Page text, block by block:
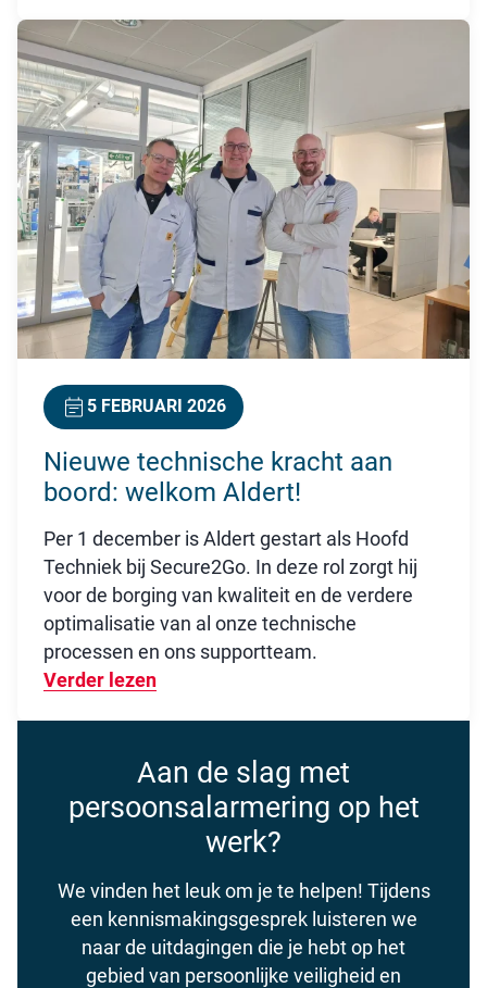
5 FEBRUARI 2026
Nieuwe technische kracht aan
boord: welkom Aldert!
Per 1 december is Aldert gestart als Hoofd
Techniek bij Secure2Go. In deze rol zorgt hij
voor de borging van kwaliteit en de verdere
optimalisatie van al onze technische
processen en ons supportteam.
Verder lezen
Aan de slag met
persoonsalarmering op het
werk?
We vinden het leuk om je te helpen! Tijdens
een kennismakingsgesprek luisteren we
naar de uitdagingen die je hebt op het
gebied van persoonlijke veiligheid en